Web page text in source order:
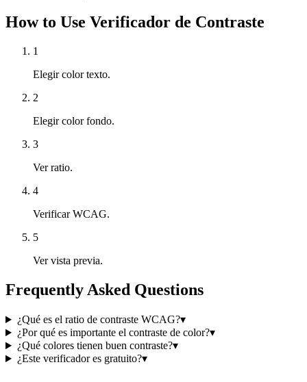
How to Use Verificador de Contraste
1
Elegir color texto.
2
Elegir color fondo.
3
Ver ratio.
4
Verificar WCAG.
5
Ver vista previa.
Frequently Asked Questions
¿Qué es el ratio de contraste WCAG?▾
¿Por qué es importante el contraste de color?▾
¿Qué colores tienen buen contraste?▾
¿Este verificador es gratuito?▾